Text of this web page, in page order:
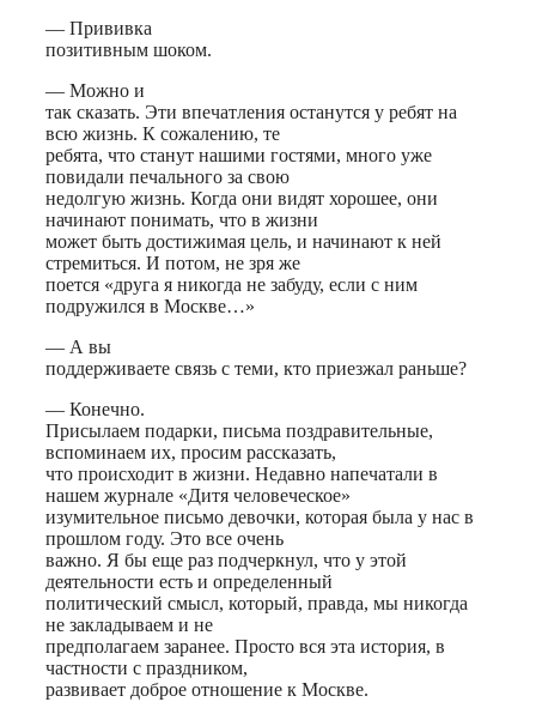
— Прививка
позитивным шоком.
— Можно и
так сказать. Эти впечатления останутся у ребят на
всю жизнь. К сожалению, те
ребята, что станут нашими гостями, много уже
повидали печального за свою
недолгую жизнь. Когда они видят хорошее, они
начинают понимать, что в жизни
может быть достижимая цель, и начинают к ней
стремиться. И потом, не зря же
поется «друга я никогда не забуду, если с ним
подружился в Москве…»
— А вы
поддерживаете связь с теми, кто приезжал раньше?
— Конечно.
Присылаем подарки, письма поздравительные,
вспоминаем их, просим рассказать,
что происходит в жизни. Недавно напечатали в
нашем журнале «Дитя человеческое»
изумительное письмо девочки, которая была у нас в
прошлом году. Это все очень
важно. Я бы еще раз подчеркнул, что у этой
деятельности есть и определенный
политический смысл, который, правда, мы никогда
не закладываем и не
предполагаем заранее. Просто вся эта история, в
частности с праздником,
развивает доброе отношение к Москве.